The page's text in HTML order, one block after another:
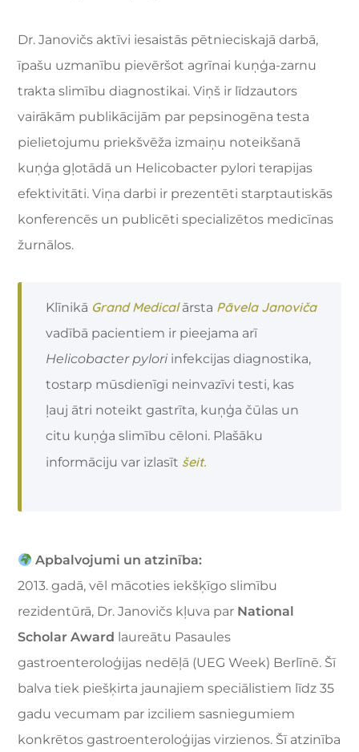
Dr. Janovičs aktīvi iesaistās pētnieciskajā darbā,
īpašu uzmanību pievēršot agrīnai kuņģa-zarnu
trakta slimību diagnostikai. Viņš ir līdzautors
vairākām publikācijām par pepsinogēna testa
pielietojumu priekšvēža izmaiņu noteikšanā
kuņģa gļotādā un Helicobacter pylori terapijas
efektivitāti. Viņa darbi ir prezentēti starptautiskās
konferencēs un publicēti specializētos medicīnas
žurnālos.
Klīnikā Grand Medicalārsta Pāvela Janoviča
vadībā pacientiem ir pieejama arī
Helicobacter pyloriinfekcijas diagnostika,
tostarp mūsdienīgi neinvazīvi testi, kas
ļauj ātri noteikt gastrīta, kuņģa čūlas un
citu kuņģa slimību cēloni. Plašāku
informāciju var izlasīt šeit.
Apbalvojumi un atzinība:
2013. gadā, vēl mācoties iekšķīgo slimību
rezidentūrā, Dr. Janovičs kļuva par National
Scholar Award
laureātu Pasaules
gastroenteroloģijas nedēļā (UEG Week) Berlīnē. Šī
balva tiek piešķirta jaunajiem speciālistiem līdz 35
gadu vecumam par izciliem sasniegumiem
konkrētos gastroenteroloģijas virzienos. Šī atzinība